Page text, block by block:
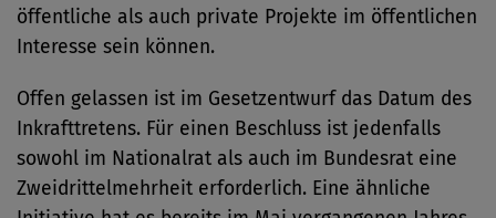
öffentliche als auch private Projekte im öffentlichen
Interesse sein können.
Offen gelassen ist im Gesetzentwurf das Datum des
Inkrafttretens. Für einen Beschluss ist jedenfalls
sowohl im Nationalrat als auch im Bundesrat eine
Zweidrittelmehrheit erforderlich. Eine ähnliche